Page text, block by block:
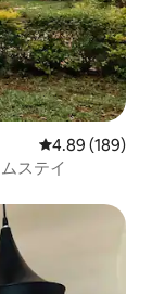
レビュー189
4.89 (189)
ステイ